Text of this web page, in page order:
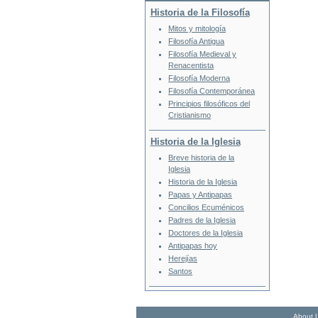
Historia de la Filosofía
Mitos y mitología
Filosofía Antigua
Filosofía Medieval y
Renacentista
Filosofía Moderna
Filosofía Contemporánea
Principios filosóficos del
Cristianismo
Historia de la Iglesia
Breve historia de la
Iglesia
Historia de la Iglesia
Papas y Antipapas
Concilios Ecuménicos
Padres de la Iglesia
Doctores de la Iglesia
Antipapas hoy
Herejías
Santos
About